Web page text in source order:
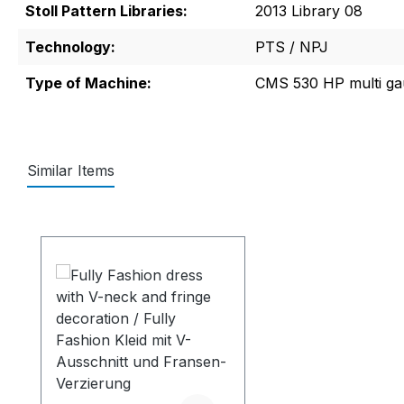
Stoll Pattern Libraries:
2013 Library 08
Technology:
PTS / NPJ
Type of Machine:
CMS 530 HP multi
Similar Items